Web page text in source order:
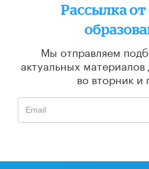
Рассылка от
Мы отправляем
актуальных материалов
во вторник и